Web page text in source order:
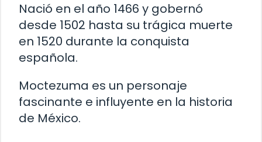
Nació en el año 1466 y gobernó
desde 1502 hasta su trágica muerte
en 1520 durante la conquista
española.
Moctezuma es un personaje
fascinante e influyente en la historia
de México.